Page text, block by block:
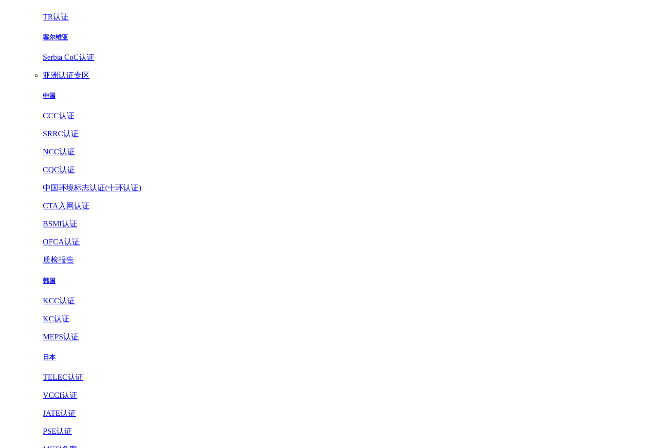
TR认证
塞尔维亚
Serbia CoC认证
亚洲认证专区
中国
CCC认证
SRRC认证
NCC认证
CQC认证
中国环境标志认证(十环认证)
CTA入网认证
BSMI认证
OFCA认证
质检报告
韩国
KCC认证
KC认证
MEPS认证
日本
TELEC认证
VCCI认证
JATE认证
PSE认证